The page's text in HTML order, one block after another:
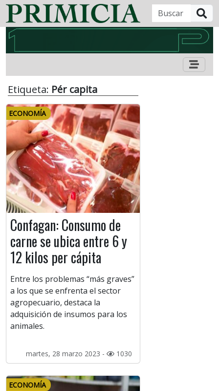
Etiqueta: Pér capita
ECONOMÍA
Confagan: Consumo de
carne se ubica entre 6 y
12 kilos per cápita
Entre los problemas “más graves”
a los que se enfrenta el sector
agropecuario, destaca la
adquisición de insumos para los
animales.
martes, 28 marzo 2023 - 1030
ECONOMÍA